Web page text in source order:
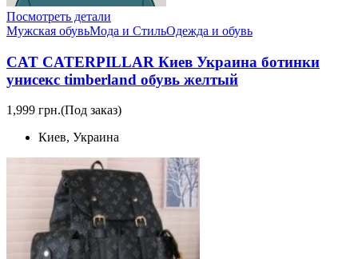
Посмотреть детали
Мужская обувьМода и СтильОдежда и обувь
CAT CATERPILLAR Киев Украина ботинки
унисекс timberland обувь желтый
1,999 грн.(Под заказ)
Киев, Украина